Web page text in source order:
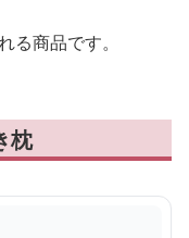
る商品です。
枕